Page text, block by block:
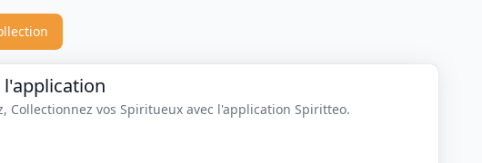
l'application
Collectionnez vos Spiritueux avec l'application Spiritteo.